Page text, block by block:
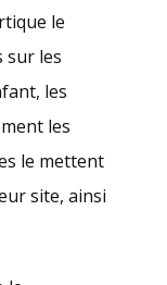
le
sur les
les
les
le mettent
site, ainsi